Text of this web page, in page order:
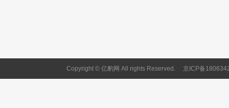
Copyright © 亿豹网 All rights Reserved. 京ICP备